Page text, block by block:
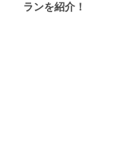
ランを紹介！